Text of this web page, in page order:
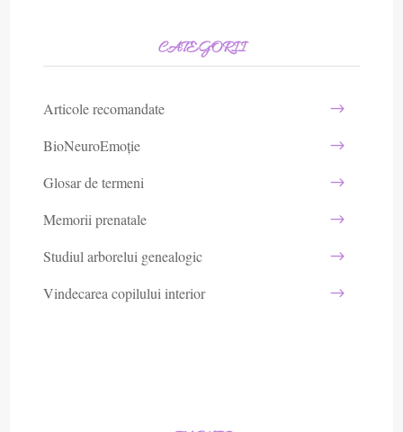
CATEGORII
Articole recomandate
BioNeuroEmoție
Glosar de termeni
Memorii prenatale
Studiul arborelui genealogic
Vindecarea copilului interior